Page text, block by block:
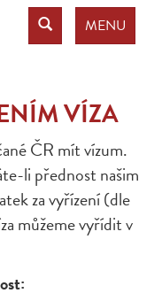
MENU
VÍZA
ČR mít vízum.
li přednost našim
za vyřízení (dle
můžeme vyřídit v